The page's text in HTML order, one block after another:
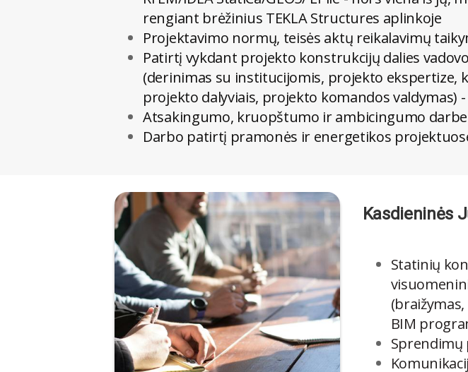
rengiant brėžinius TEKLA Structures aplinkoje
Projektavimo normų, teisės aktų reikalavimų
Patirtį vykdant projekto konstrukcijų dalies
(derinimas su institucijomis, projekto ekspertize,
projekto dalyviais, projekto komandos valdymas) -
Atsakingumo, kruopštumo ir ambicingumo darbe
Darbo patirtį pramonės ir energetikos
Kasdieninės
Statinių
BIM
Sprendimų